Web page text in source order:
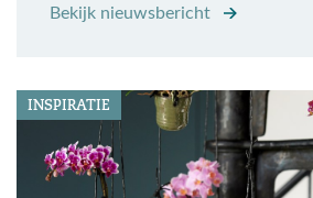
Bekijk nieuwsbericht
INSPIRATIE